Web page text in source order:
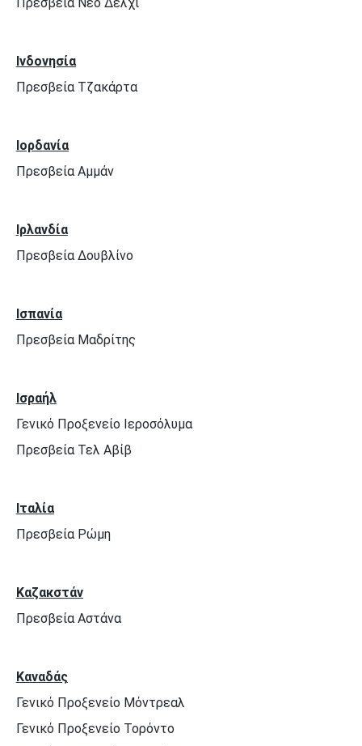
Ινδονησία
Πρεσβεία Τζακάρτα
Ιορδανία
Πρεσβεία Αμμάν
Ιρλανδία
Πρεσβεία Δουβλίνο
Ισπανία
Πρεσβεία Μαδρίτης
Ισραήλ
Γενικό Προξενείο Ιεροσόλυμα
Πρεσβεία Τελ Αβίβ
Ιταλία
Πρεσβεία Ρώμη
Καζακστάν
Πρεσβεία Αστάνα
Καναδάς
Γενικό Προξενείο Μόντρεαλ
Γενικό Προξενείο Τορόντο